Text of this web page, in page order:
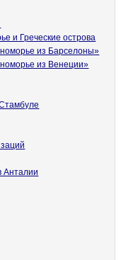
и Греческие острова
из Барселоны»
из Венеции»
Анталии